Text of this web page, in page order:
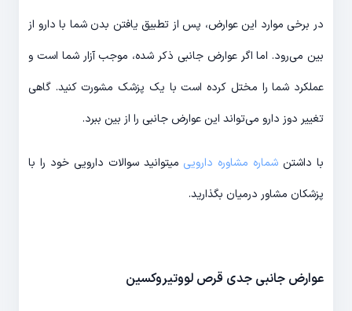
در برخی موارد این عوارض، پس از تطبیق یافتن بدن شما با دارو از
بین می‌رود. اما اگر عوارض جانبی ذکر شده، موجب آزار شما است و
عملکرد شما را مختل کرده است با یک پزشک مشورت کنید. گاهی
تغییر دوز دارو می‌تواند این عوارض جانبی را از بین ببرد.
با داشتن شماره مشاوره دارویی میتوانید سوالات دارویی خود را با
پزشکان مشاور درمیان بگذارید.
عوارض جانبی جدی قرص لووتیروکسین